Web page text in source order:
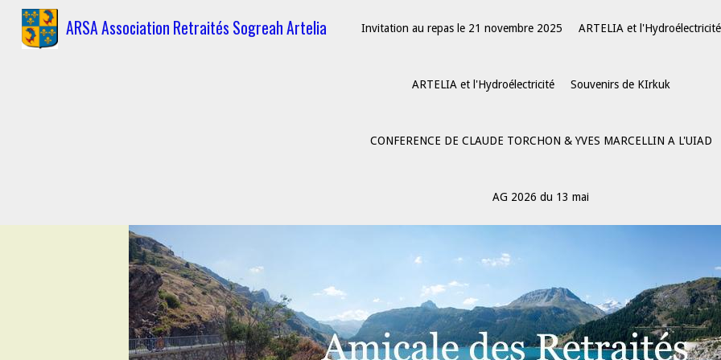
ARSA Association Retraités Sogreah Artelia Invitation au repas le 21 novembre 2025 ARTELIA et l'Hydroélectricité
ARTELIA et l'Hydroélectricité Souvenirs de KIrkuk
CONFERENCE DE CLAUDE TORCHON & YVES MARCELLIN A L'UIAD
AG 2026 du 13 mai